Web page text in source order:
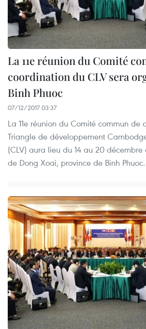
La 11e réunion du Comité
coordination du CLV sera
Binh Phuoc
07/12/2017 03:37
La 11e réunion du Comité commun de
Triangle de développement
(CLV) aura lieu du 14 au 20
de Dong Xoai, province de Binh Phuoc.